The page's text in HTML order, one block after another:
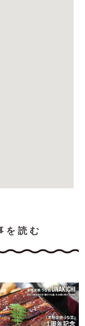
を読む